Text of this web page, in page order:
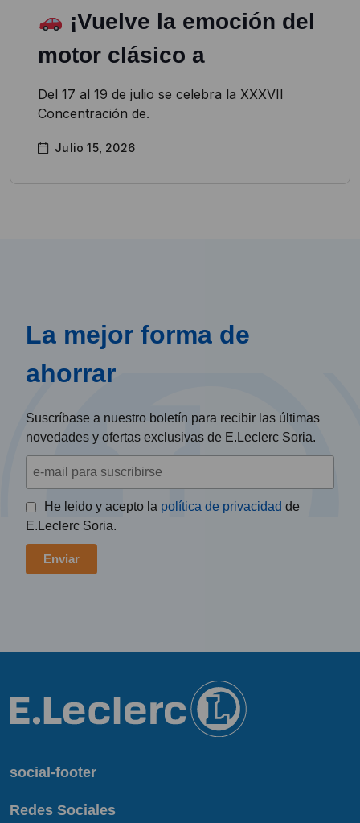
¡Vuelve la emoción del
motor clásico a
Del 17 al 19 de julio se celebra la XXXVII
Concentración de.
Julio 15, 2026
La mejor forma de
ahorrar
Suscríbase a nuestro boletín para recibir las últimas
novedades y ofertas exclusivas de E.Leclerc Soria.
He leido y acepto la política de privacidad de
E.Leclerc Soria.
social-footer
Redes Sociales